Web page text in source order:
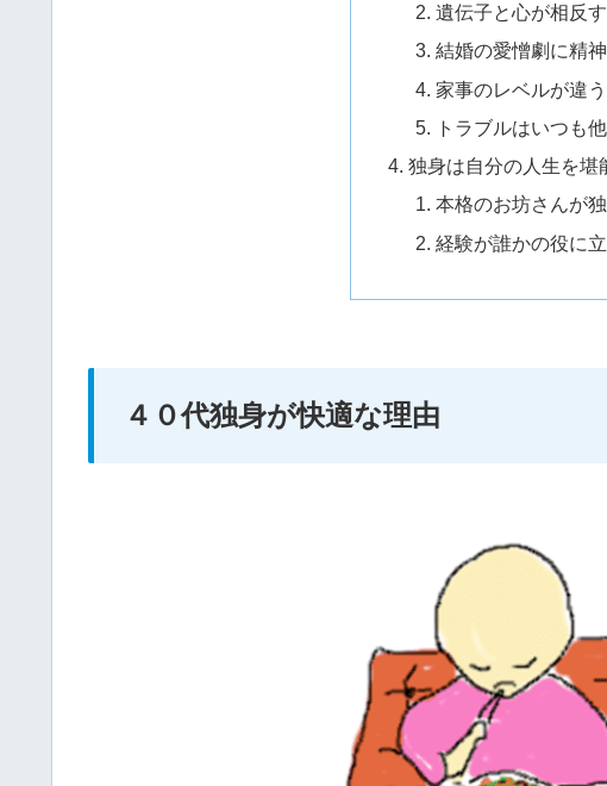
遺伝子と心が相反
結婚の愛憎劇に精
家事のレベルが違う
トラブルはいつも
独身は自分の人生を堪
本格のお坊さんが
経験が誰かの役に
４０代独身が快適な理由